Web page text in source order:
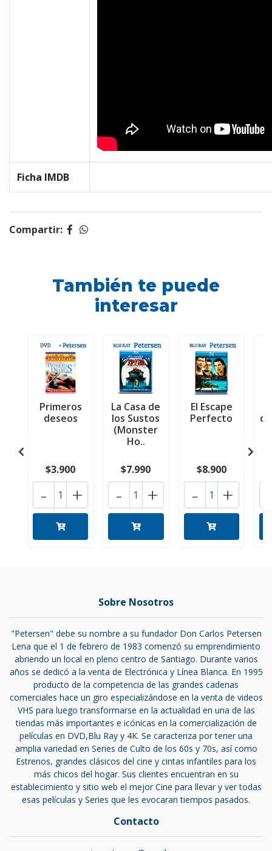
Ficha IMDB
Compartir:
También te puede
interesar
Primeros
deseos
$3.900
+
-
La Casa de
los Sustos
(Monster
Ho..
$7.990
+
-
El Escape
Perfecto
$8.900
+
-
Sobre Nosotros
"Petersen" debe su nombre a su fundador Don Carlos Petersen
Lena que el 1 de febrero de 1983 comenzó su emprendimiento
abriendo un local en pleno centro de Santiago. Durante varios
años se dedicó a la venta de Electrónica y Línea Blanca. En 1995
producto de la competencia de las grandes cadenas
comerciales hace un giro especializándose en la venta de videos
VHS para luego transformarse en la actualidad en una de las
tiendas más importantes e icónicas en la comercialización de
películas en DVD,Blu Ray y 4K. Se caracteriza por tener una
amplia variedad en Series de Culto de los 60s y 70s, así como
Estrenos, grandes clásicos del cine y cintas infantiles para los
más chicos del hogar. Sus clientes encuentran en su
establecimiento y sitio web el mejor Cine para llevar y ver todas
esas películas y Series que les evocaran tiempos pasados.
Contacto